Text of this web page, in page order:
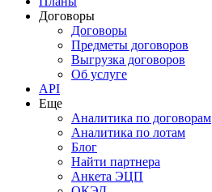
Договоры
Договоры
Предметы договоров
Выгрузка договоров
Об услуге
API
Еще
Аналитика по договорам
Аналитика по лотам
Блог
Найти партнера
Анкета ЭЦП